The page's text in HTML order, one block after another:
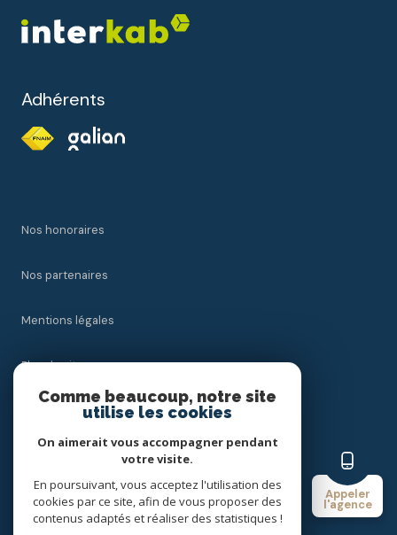
Appeler
l'agence
Adhérents
Nos honoraires
Nos partenaires
Mentions légales
Plan du site
Cookies
Comme beaucoup, notre site
utilise les cookies
On aimerait vous accompagner pendant
votre visite.
En poursuivant, vous acceptez l'utilisation des
cookies par ce site, afin de vous proposer des
contenus adaptés et réaliser des statistiques !